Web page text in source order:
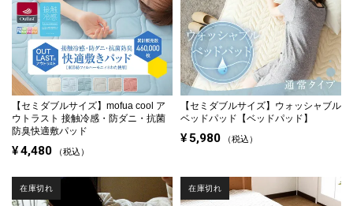
【セミダブルサイズ】 mofua cool ア
ウトラスト 接触冷感・防ダニ・抗菌
防臭快適敷パッド
¥4,480 税込
【セミダブルサイズ】 ウォッシャブル
ベッドパッド【ベッドパッド】
¥5,980 税込
在庫切れ 在庫切れ